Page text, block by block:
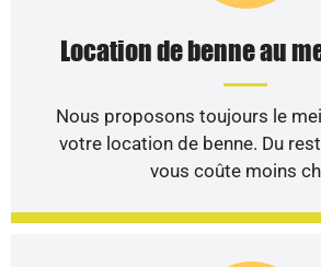
Location de benne au
Nous proposons toujours le
votre location de benne. Du
vous coûte moins